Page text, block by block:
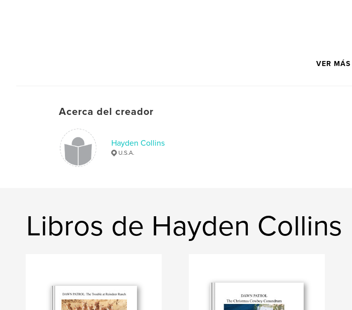
VER MÁS
Acerca del creador
Hayden Collins
U.S.A.
Libros de Hayden Collins